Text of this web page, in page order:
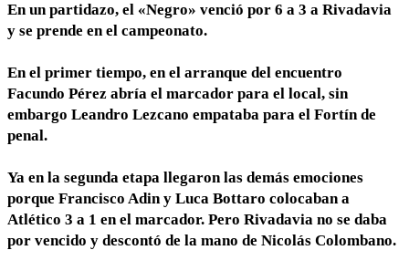
En un partidazo, el «Negro» venció por 6 a 3 a Rivadavia
y se prende en el campeonato.
En el primer tiempo, en el arranque del encuentro
Facundo Pérez abría el marcador para el local, sin
embargo Leandro Lezcano empataba para el Fortín de
penal.
Ya en la segunda etapa llegaron las demás emociones
porque Francisco Adin y Luca Bottaro colocaban a
Atlético 3 a 1 en el marcador. Pero Rivadavia no se daba
por vencido y descontó de la mano de Nicolás Colombano.